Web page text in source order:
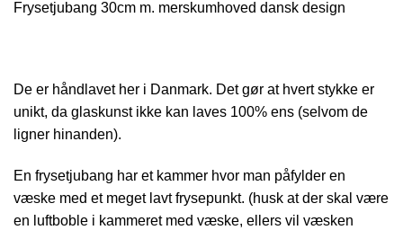
Frysetjubang 30cm m. merskumhoved dansk design
De er håndlavet her i Danmark. Det gør at hvert stykke er
unikt, da glaskunst ikke kan laves 100% ens (selvom de
ligner hinanden).
En frysetjubang har et kammer hvor man påfylder en
væske med et meget lavt frysepunkt. (husk at der skal være
en luftboble i kammeret med væske, ellers vil væsken